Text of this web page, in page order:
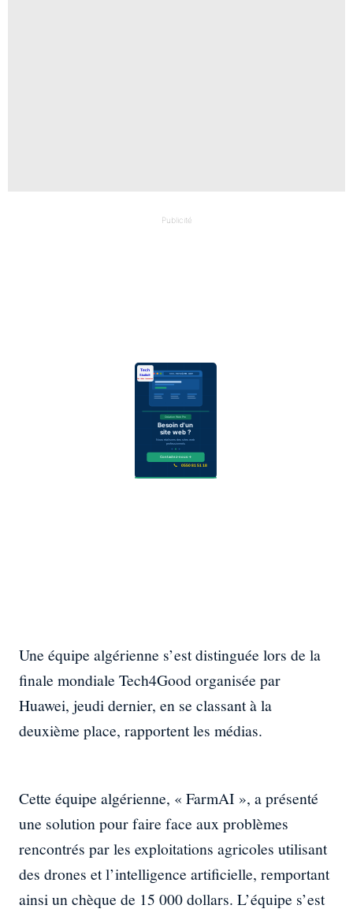
Publicité
Une équipe algérienne s’est distinguée lors de la
finale mondiale Tech4Good organisée par
Huawei, jeudi dernier, en se classant à la
deuxième place, rapportent les médias.
Cette équipe algérienne, « FarmAI », a présenté
une solution pour faire face aux problèmes
rencontrés par les exploitations agricoles utilisant
des drones et l’intelligence artificielle, remportant
ainsi un chèque de 15 000 dollars. L’équipe s’est